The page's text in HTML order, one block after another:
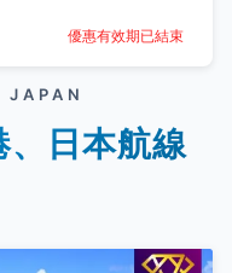
優惠有效期已結束
JAPAN
、日本航線